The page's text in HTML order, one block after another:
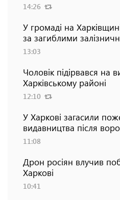
14:26
У громаді на
за загиблими
13:03
Чоловік підірвався на
Харківському районі
12:10
У Харкові загасили
видавництва після
11:08
Дрон росіян влучив
Харкові
10:41